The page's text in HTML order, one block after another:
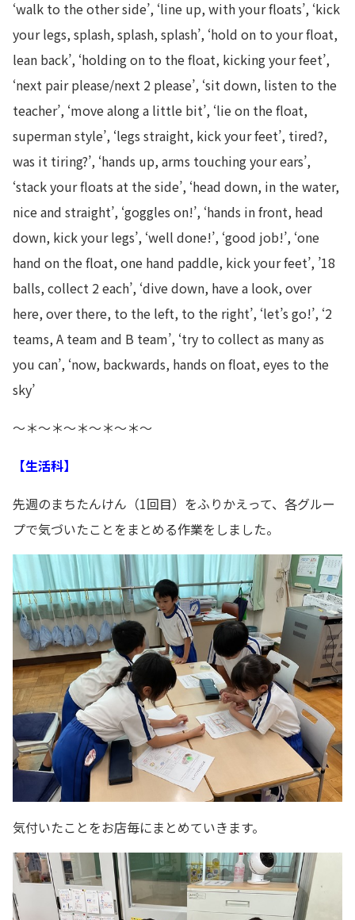
‘walk to the other side’, ‘line up, with your floats’, ‘kick
your legs, splash, splash, splash’, ‘hold on to your float,
lean back’, ‘holding on to the float, kicking your feet’,
‘next pair please/next 2 please’, ‘sit down, listen to the
teacher’, ‘move along a little bit’, ‘lie on the float,
superman style’, ‘legs straight, kick your feet’, tired?,
was it tiring?’, ‘hands up, arms touching your ears’,
‘stack your floats at the side’, ‘head down, in the water,
nice and straight’, ‘goggles on!’, ‘hands in front, head
down, kick your legs’, ‘well done!’, ‘good job!’, ‘one
hand on the float, one hand paddle, kick your feet’, ’18
balls, collect 2 each’, ‘dive down, have a look, over
here, over there, to the left, to the right’, ‘let’s go!’, ‘2
teams, A team and B team’, ‘try to collect as many as
you can’, ‘now, backwards, hands on float, eyes to the
sky’
～＊～＊～＊～＊～＊～
【生活科】
先週のまちたんけん（1回目）をふりかえって、各グルー
プで気づいたことをまとめる作業をしました。
気付いたことをお店毎にまとめていきます。